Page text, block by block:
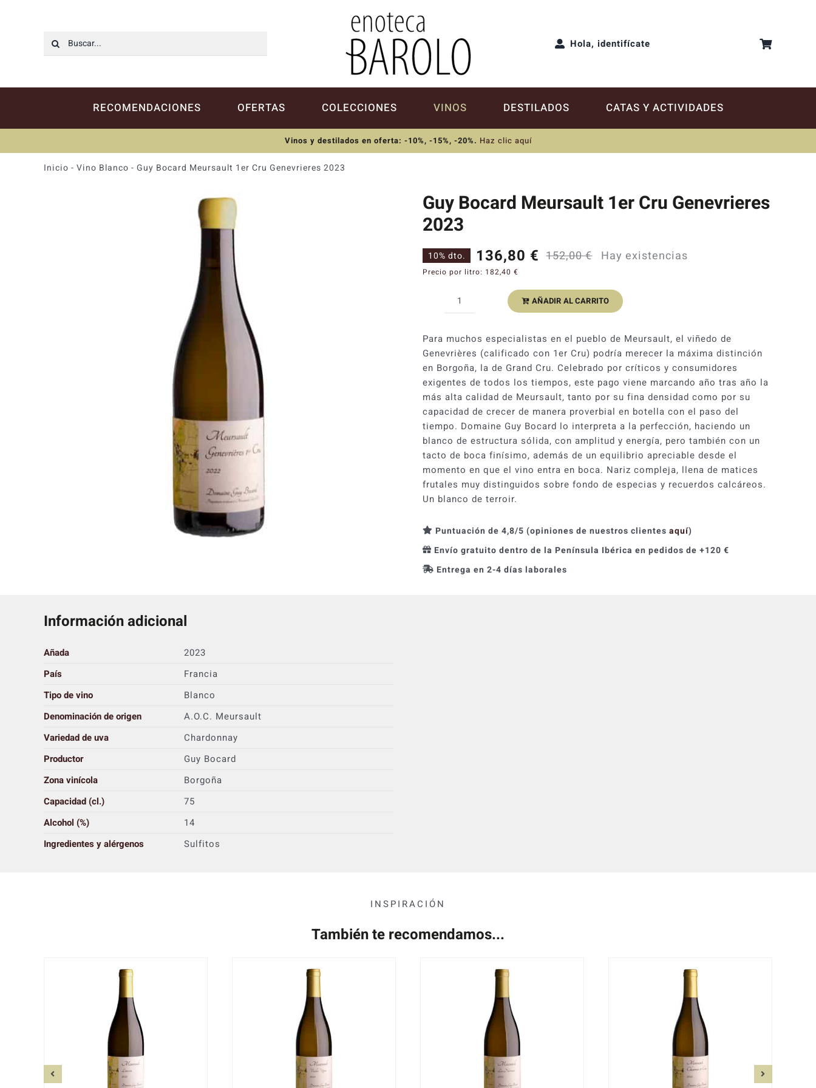
Buscar: Hola, identifícate
RECOMENDACIONES OFERTAS COLECCIONES VINOS DESTILADOS CATAS Y ACTIVIDADES
Vinos y destilados en oferta: -10%, -15%, -20%. Haz clic aquí
Inicio - Vino Blanco - Guy Bocard Meursault 1er Cru Genevrieres 2023
Guy Bocard Meursault 1er Cru Genevrieres
2023
152,00€ El
precio
original
era:
152,00 €.
136,80 €
El
precio
actual
es:
136,80 €.
10% dto. Hay existencias
Precio por litro: 182,40 €
Guy
Meursault
1er
Cru
Genevrieres
2023
cantidad
AÑADIR AL CARRITO
Para muchos especialistas en el pueblo de Meursault, el viñedo de
Genevrières (calificado con 1er Cru) podría merecer la máxima distinción
en Borgoña, la de Grand Cru. Celebrado por críticos y consumidores
exigentes de todos los tiempos, este pago viene marcando año tras año la
más alta calidad de Meursault, tanto por su fina densidad como por su
capacidad de crecer de manera proverbial en botella con el paso del
tiempo. Domaine Guy Bocard lo interpreta a la perfección, haciendo un
blanco de estructura sólida, con amplitud y energía, pero también con un
tacto de boca finísimo, además de un equilibrio apreciable desde el
momento en que el vino entra en boca. Nariz compleja, llena de matices
frutales muy distinguidos sobre fondo de especias y recuerdos calcáreos.
Un blanco de terroir.
Puntuación de 4,8/5 (opiniones de nuestros clientes aquí)
Envío gratuito dentro de la Península Ibérica en pedidos de +120 €
Entrega en 2-4 días laborales
Información adicional
Añada
2023
País
Francia
Tipo de vino
Blanco
Denominación de origen
A.O.C. Meursault
Variedad de uva
Chardonnay
Productor
Guy Bocard
Zona vinícola
Borgoña
Capacidad (cl.)
75
Alcohol (%)
14
Ingredientes y alérgenos
Sulfitos
INSPIRACIÓN
También te recomendamos...